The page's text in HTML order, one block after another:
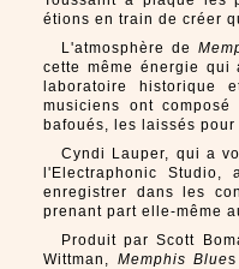
étions en train de créer
L'atmosphère de
cette même énergie
laboratoire historique
musiciens ont
bafoués, les laissés pour
Cyndi Lauper, qui a
l'Electraphonic
enregistrer dans les
prenant part elle-même
Produit par Scott
Wittman, Memphis Blue